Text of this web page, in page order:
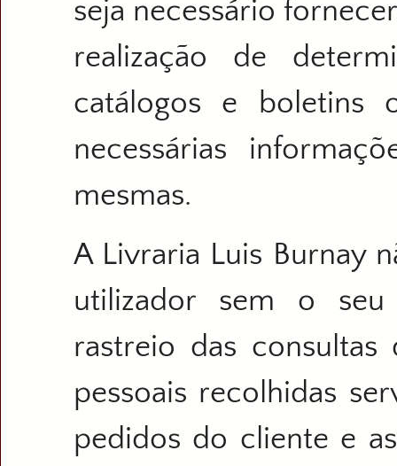
seja necessário
realização de
catálogos e boletins
necessárias
mesmas.
A Livraria Luis Burnay
utilizador sem o seu
rastreio das
pessoais recolhidas
pedidos do cliente e